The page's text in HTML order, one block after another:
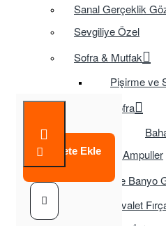
Sanal Gerçeklik
Sevgiliye Özel
Sofra & Mutfak
Pişirme ve
Sofra
Tasarruflu Ampuller
Temizlik ve Banyo
Tuvalet
Sepete Ekle